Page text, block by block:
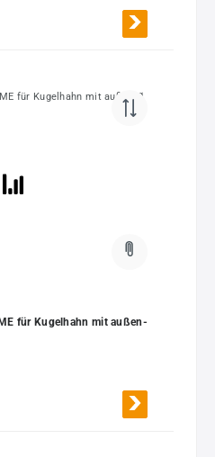
für Kugelhahn mit außen-